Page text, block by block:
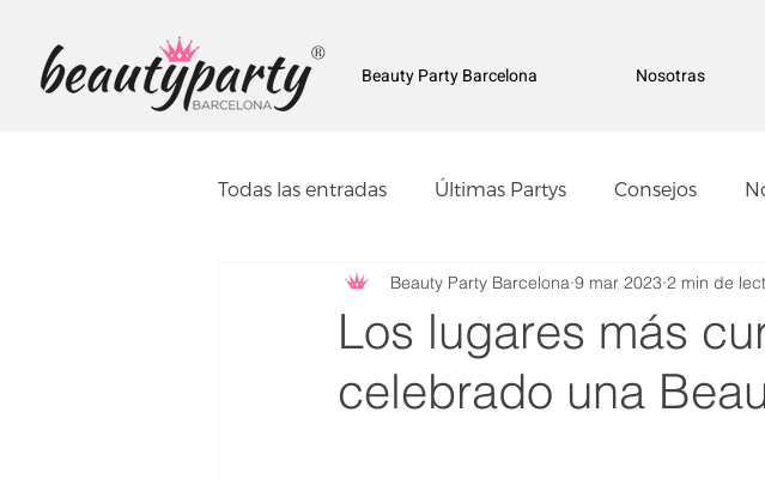
Beauty Party Barcelona Nosotras
®
Todas las entradas Últimas Partys Consejos
Los lugares más
celebrado una
Beauty Party Barcelona 9 mar 2023 2 min de